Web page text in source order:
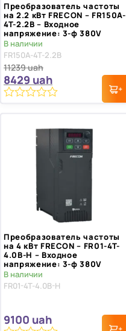
Преобразователь частоты
на 2.2 кВт FRECON – FR150A-
4T-2.2B – Входное
напряжение: 3-ф 380V
В наличии
FR150A-4T-2.2B
11239uah
8429 uah
Преобразователь частоты
на 4 кВт FRECON – FR01-4T-
4.0B-H – Входное
напряжение: 3-ф 380V
В наличии
FR01-4T-4.0B-H
9100 uah